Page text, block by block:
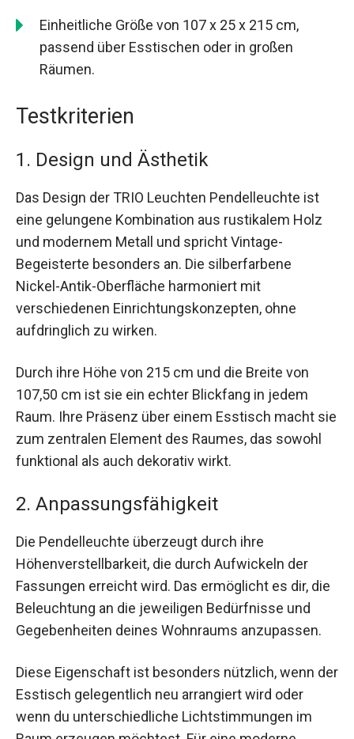
Einheitliche Größe von 107 x 25 x 215 cm,
passend über Esstischen oder in großen
Räumen.
Testkriterien
1. Design und Ästhetik
Das Design der TRIO Leuchten Pendelleuchte ist
eine gelungene Kombination aus rustikalem Holz
und modernem Metall und spricht Vintage-
Begeisterte besonders an. Die silberfarbene
Nickel-Antik-Oberfläche harmoniert mit
verschiedenen Einrichtungskonzepten, ohne
aufdringlich zu wirken.
Durch ihre Höhe von 215 cm und die Breite von
107,50 cm ist sie ein echter Blickfang in jedem
Raum. Ihre Präsenz über einem Esstisch macht sie
zum zentralen Element des Raumes, das sowohl
funktional als auch dekorativ wirkt.
2. Anpassungsfähigkeit
Die Pendelleuchte überzeugt durch ihre
Höhenverstellbarkeit, die durch Aufwickeln der
Fassungen erreicht wird. Das ermöglicht es dir, die
Beleuchtung an die jeweiligen Bedürfnisse und
Gegebenheiten deines Wohnraums anzupassen.
Diese Eigenschaft ist besonders nützlich, wenn der
Esstisch gelegentlich neu arrangiert wird oder
wenn du unterschiedliche Lichtstimmungen im